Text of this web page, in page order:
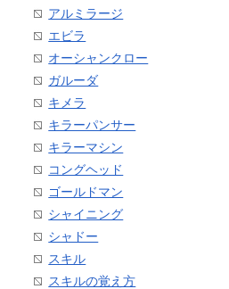
アルミラージ
エビラ
オーシャンクロー
ガルーダ
キメラ
キラーパンサー
キラーマシン
コングヘッド
ゴールドマン
シャイニング
シャドー
スキル
スキルの覚え方